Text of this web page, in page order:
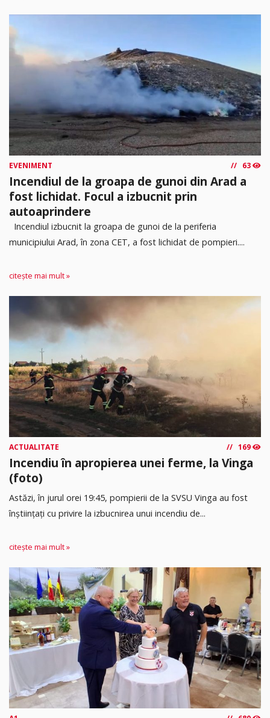
EVENIMENT 63
Incendiul de la groapa de gunoi din Arad a
fost lichidat. Focul a izbucnit prin
autoaprindere
Incendiul izbucnit la groapa de gunoi de la periferia
municipiului Arad, în zona CET, a fost lichidat de pompieri....
citește mai mult »
ACTUALITATE 169
Incendiu în apropierea unei ferme, la Vinga
(foto)
Astăzi, în jurul orei 19:45, pompierii de la SVSU Vinga au fost
înștiințați cu privire la izbucnirea unui incendiu de...
citește mai mult »